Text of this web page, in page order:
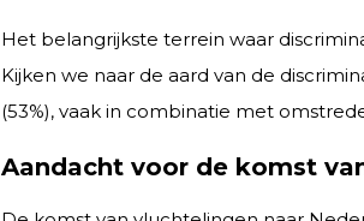
Het belangrijkste terrein waar
Kijken we naar de aard van de
(53%), vaak in combinatie met
Aandacht voor de komst